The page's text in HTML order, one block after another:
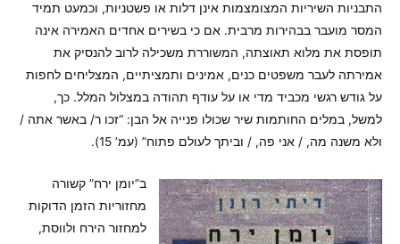
התבניות השיריות המצומצמות אינן דלות או פשטניות, וכמעט תמיד
המסר מועבר בבהירות מרבית. אם כי בשירים אחדים האמירה אינה
תופסת את מלוא תאוצתה, המשוררת משכילה לרוב להנסיק את
אמירתה לעבר משפטים כנים, אמינים ותמציתיים, המצליחים לחפות
על גודש רגשי מכביד מדי או על עודף תהודה במצלול המלל. כך,
למשל, במלים החותמות שיר שכולו פנייה אל הבן: “זכו ר/ באשר אתה /
ולא משנה מה, / אני פה, / וביתך לעולם פתוח” (עמ’ 15).
ב”יומן ירח” קשורה
מחזוריות הזמן הדוקות
למחזור הירח ולווסת,